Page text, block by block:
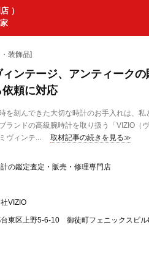
）
装飾品]
ンテージ、アンティーク
頼に対応
刻んできた大切な時計のお手入れは、私
ランドの高級腕時計を取り扱う「VIZIO（
ヴィンテ...
取材記事の続きを見る≫
の鑑定査定・販売・修理専門店
VIZIO
東区上野5-6-10 御徒町フェニックスビル